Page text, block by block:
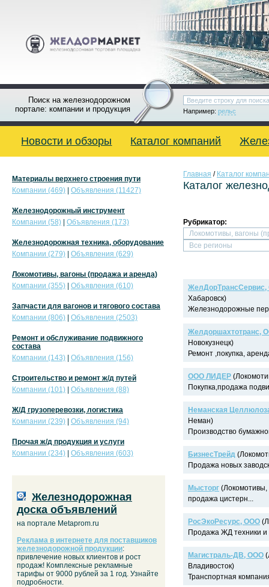
Поиск на железнодорожном
портале: компании и продукция
Например: рельс
Новости и обзоры Каталог компаний
Главная / Каталог
Каталог
Рубрикатор:
Хабаровск)
Железнодорожные
Желдоршахтотранс,
Новокузнецк)
Ремонт ,покупка,
ООО ЛИДЕР
Покупка,продажа
Неманская
Неман)
Производство
БизнесТрейд
Продажа новых
Мысторг
продажа цистерн...
РосЭкоРесурс, ООО
Продажа ЖД техники и
Магистраль-ДВ, ООО
Владивосток)
Транспортная
Материалы верхнего строения пути
Компании (469)
Объявления (11427)
Железнодорожный инструмент
Компании (58)
Объявления (173)
Железнодорожная техника, оборудование
Компании (279)
Объявления (629)
Локомотивы, вагоны (продажа и аренда)
Компании (355)
Объявления (610)
Запчасти для вагонов и тягового состава
Компании (806)
Объявления (2503)
Ремонт и обслуживание подвижного
состава
Компании (143)
Объявления (156)
Строительство и ремонт ж/д путей
Компании (101)
Объявления (88)
Ж/Д грузоперевозки, логистика
Компании (239)
Объявления (94)
Прочая ж/д продукция и услуги
Компании (234)
Объявления (603)
Железнодорожная
доска объявлений
на портале Metaprom.ru
Реклама в интернете для поставщиков
железнодорожной продукции:
привлечение новых клиентов и рост
продаж! Комплексные рекламные
тарифы от 9000 рублей за 1 год. Узнайте
подробности.